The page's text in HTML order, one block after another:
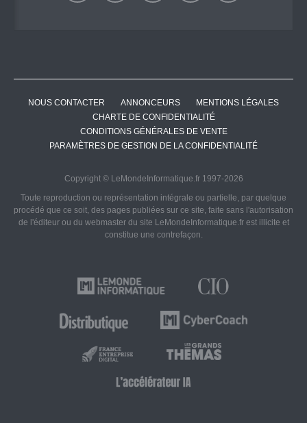
NOUS CONTACTER ANNONCEURS
MENTIONS LÉGALES
CHARTE DE CONFIDENTIALITÉ
CONDITIONS GÉNÉRALES DE VENTE
PARAMÈTRES DE GESTION DE LA CONFIDENTIALITÉ
Copyright © LeMondeInformatique.fr 1997-2026
Toute reproduction ou représentation intégrale ou partielle, par quelque
procédé que ce soit, des pages publiées sur ce site, faite sans l'autorisation
de l'éditeur ou du webmaster du site LeMondeInformatique.fr est illicite et
constitue une contrefaçon.